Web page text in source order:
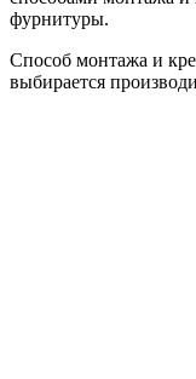
фурнитуры.
Способ монтажа и
выбирается